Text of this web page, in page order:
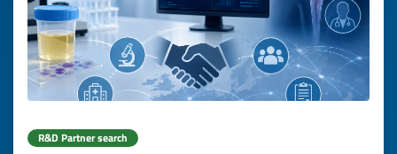
R&D Partner search